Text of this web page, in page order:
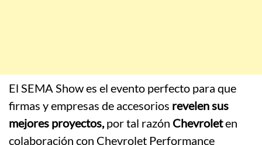
El SEMA Show es el evento perfecto para que
firmas y empresas de accesorios revelen sus
mejores proyectos,por tal razón Chevroleten
colaboración con Chevrolet Performance